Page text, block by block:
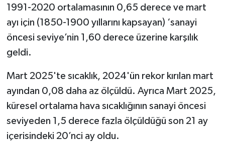
1991-2020 ortalamasının 0,65 derece ve mart
ayı için (1850-1900 yıllarını kapsayan) ‘sanayi
öncesi seviye’nin 1,60 derece üzerine karşılık
geldi.
Mart 2025'te sıcaklık, 2024'ün rekor kırılan mart
ayından 0,08 daha az ölçüldü. Ayrıca Mart 2025,
küresel ortalama hava sıcaklığının sanayi öncesi
seviyeden 1,5 derece fazla ölçüldüğü son 21 ay
içerisindeki 20’nci ay oldu.